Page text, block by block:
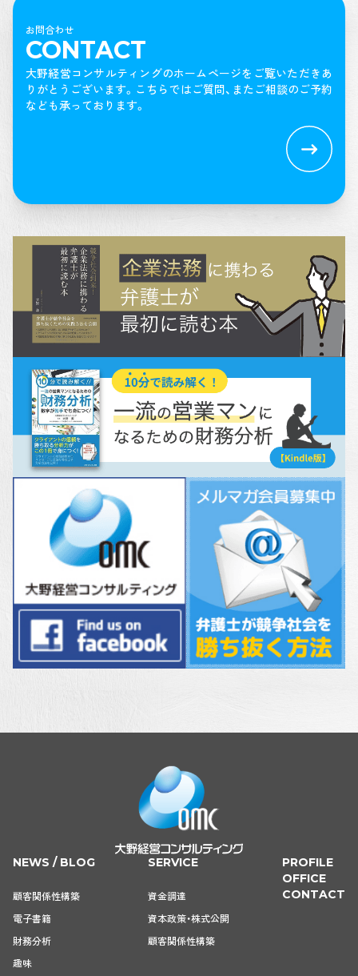
お問合わせ
CONTACT
大野経営コンサルティングのホームページをご覧いただきあ
りがとうございます。 こちらではご質問、またご相談のご予約
なども承っております。
NEWS / BLOG
顧客関係性構築
電子書籍
財務分析
趣味
SERVICE
資金調達
資本政策・株式公開
顧客関係性構築
PROFILE
OFFICE
CONTACT